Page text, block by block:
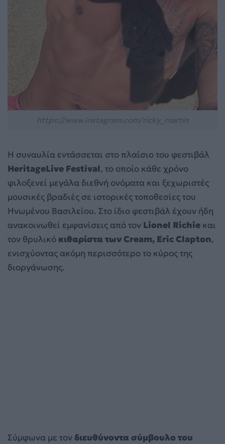
Η συναυλία εντάσσεται στο πλαίσιο του φεστιβάλ
HeritageLive Festival, το οποίο κάθε χρόνο
φιλοξενεί μεγάλα διεθνή ονόματα και ξεχωριστές
μουσικές βραδιές σε ιστορικές τοποθεσίες του
Ηνωμένου Βασιλείου. Στο ίδιο φεστιβάλ έχουν ήδη
ανακοινωθεί εμφανίσεις από τον Lionel Richie και
τον θρυλικό κιθαρίστα των Cream, Eric Clapton,
ενισχύοντας ακόμη περισσότερο το κύρος της
διοργάνωσης.
Σύμφωνα με τονδιευθύνοντα σύμβουλο του